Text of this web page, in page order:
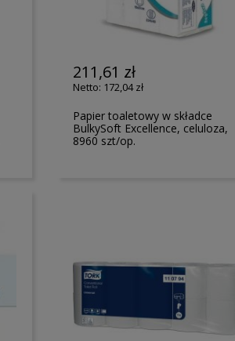
211,61 zł
172,04 zł
Papier toaletowy w składce
BulkySoft Excellence, celuloza,
8960 szt/op.